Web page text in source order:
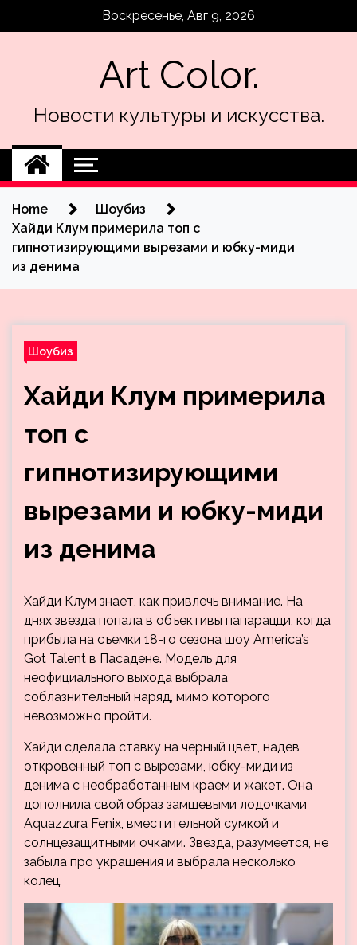
Воскресенье, Авг 9, 2026
Art Color.
Новости культуры и искусства.
Home
Шоубиз
Хайди Клум примерила топ с
гипнотизирующими вырезами и юбку-миди
из денима
Шоубиз
Хайди Клум примерила
топ с
гипнотизирующими
вырезами и юбку-миди
из денима
Хайди Клум знает, как привлечь внимание. На
днях звезда попала в объективы папарацци, когда
прибыла на съемки 18-го сезона шоу America’s
Got Talent в Пасадене. Модель для
неофициального выхода выбрала
соблазнительный наряд, мимо которого
невозможно пройти.
Хайди сделала ставку на черный цвет, надев
откровенный топ с вырезами, юбку-миди из
денима с необработанным краем и жакет. Она
дополнила свой образ замшевыми лодочками
Aquazzura Fenix, вместительной сумкой и
солнцезащитными очками. Звезда, разумеется, не
забыла про украшения и выбрала несколько
колец.